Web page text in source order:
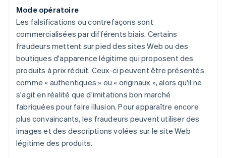
Mode opératoire
Les falsifications ou contrefaçons sont
commercialisées par différents biais. Certains
fraudeurs mettent sur pied des sites Web ou des
boutiques d'apparence légitime qui proposent des
produits à prix réduit. Ceux-ci peuvent être présentés
comme « authentiques » ou « originaux », alors qu'il ne
s'agit en réalité que d'imitations bon marché
fabriquées pour faire illusion. Pour apparaître encore
plus convaincants, les fraudeurs peuvent utiliser des
images et des descriptions volées sur le site Web
légitime des produits.